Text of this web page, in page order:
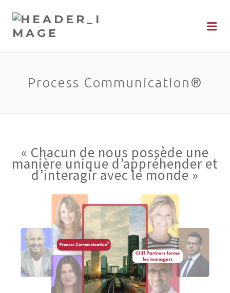
Process Communication®
« Chacun de nous possède une
manière unique d’appréhender et
d’interagir avec le monde »